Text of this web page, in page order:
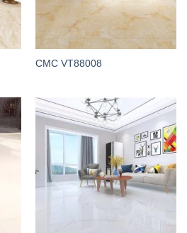
CMC VT88008